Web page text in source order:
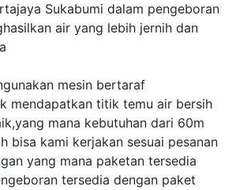
Sukabumi dalam pengeboran
air yang lebih jernih dan
mesin bertaraf
mendapatkan titik temu air bersih
mana kebutuhan dari 60m
bisa kami kerjakan sesuai pesanan
yang mana paketan tersedia
tersedia dengan paket